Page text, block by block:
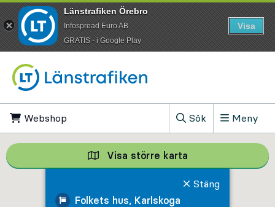
Webshop
Sök
, Visa sökfältet
Meny
Folkets hus, Karlskoga
Stäng
Visa större karta Visa större
Länstrafiken Örebro
Infospread Euro AB
​GRATIS - i Google Play
Visa